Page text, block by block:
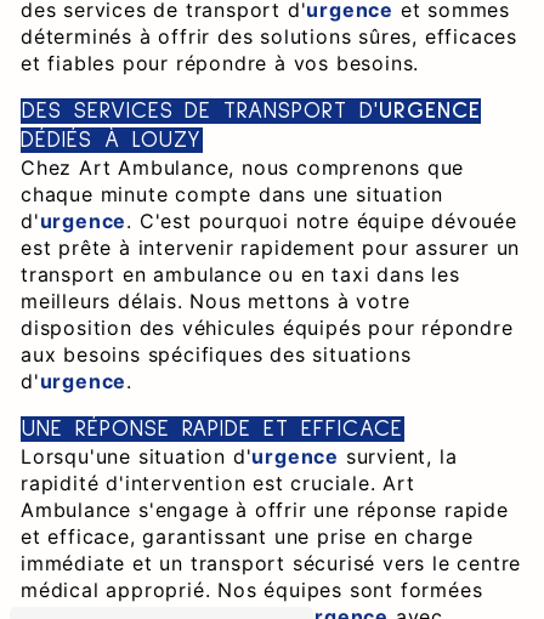
des services de transport d'urgence et sommes
déterminés à offrir des solutions sûres, efficaces
et fiables pour répondre à vos besoins.
DES SERVICES DE TRANSPORT D'URGENCE
DÉDIÉS À LOUZY
Chez Art Ambulance, nous comprenons que
chaque minute compte dans une situation
d'urgence. C'est pourquoi notre équipe dévouée
est prête à intervenir rapidement pour assurer un
transport en ambulance ou en taxi dans les
meilleurs délais. Nous mettons à votre
disposition des véhicules équipés pour répondre
aux besoins spécifiques des situations
d'urgence.
UNE RÉPONSE RAPIDE ET EFFICACE
Lorsqu'une situation d'urgence survient, la
rapidité d'intervention est cruciale. Art
Ambulance s'engage à offrir une réponse rapide
et efficace, garantissant une prise en charge
immédiate et un transport sécurisé vers le centre
médical approprié. Nos équipes sont formées